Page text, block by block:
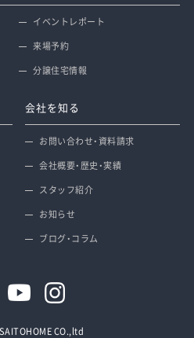
イベントレポート
来場予約
分譲住宅情報
会社を知る
お問い合わせ・資料請求
会社概要・歴史・実績
スタッフ紹介
お知らせ
ブログ・コラム
CO.,ltd